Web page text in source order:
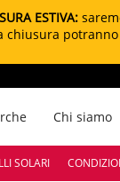
ESTIVA:
Chi siamo
SOLARI